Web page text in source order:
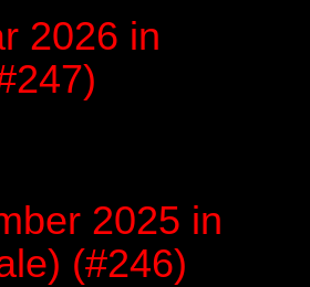
2026 in
2025 in
(#246)